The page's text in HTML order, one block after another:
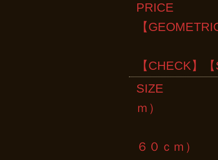
PRICE ￥
【
【CHECK】
SIZE 【
ｍ）
６０ｃｍ）